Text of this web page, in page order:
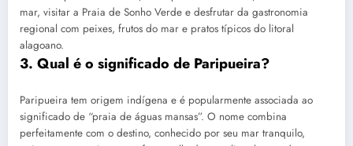
mar, visitar a Praia de Sonho Verde e desfrutar da gastronomia
regional com peixes, frutos do mar e pratos típicos do litoral
alagoano.
3. Qual é o significado de Paripueira?
Paripueira tem origem indígena e é popularmente associada ao
significado de “praia de águas mansas”. O nome combina
perfeitamente com o destino, conhecido por seu mar tranquilo,